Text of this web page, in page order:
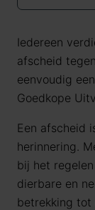
Iedereen
afscheid
eenvoudig
Goedkope
Een afscheid
herinnering.
bij het
dierbare en
betrekking tot